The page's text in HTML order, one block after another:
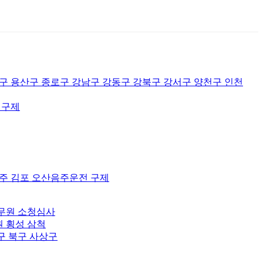
용산구 종로구 강남구 강동구 강북구 강서구 양천구 인천
제
김포 오산음주운전 구제
원 소청심사
횡성 삼척
북구 사상구